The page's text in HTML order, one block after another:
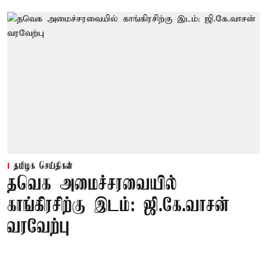
தமிழக செய்திகள்
தவெக அமைச்சரவையில்
காங்கிரசிற்கு இடம்: ஜி.கே.வாசன்
வரவேற்பு